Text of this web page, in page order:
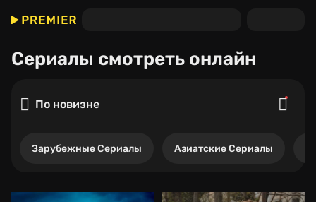
Сериалы смотреть онлайн
По новизне
Зарубежные Сериалы Азиатские Сериалы